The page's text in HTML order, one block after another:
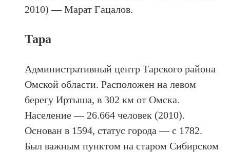
2010) — Марат Гацалов.
Тара
Административный центр Тарского района
Омской области. Расположен на левом
берегу Иртыша, в 302 км от Омска.
Население — 26.664 человек (2010).
Основан в 1594, статус города — c 1782.
Был важным пунктом на старом Сибирском